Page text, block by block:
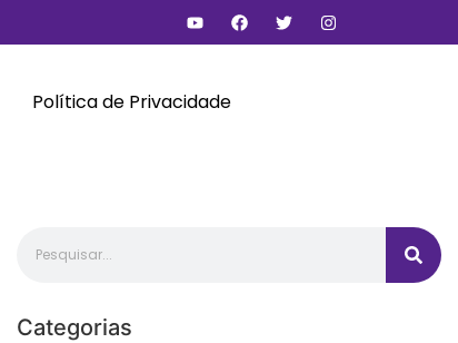
Política de Privacidade
Categorias